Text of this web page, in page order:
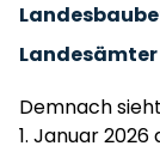
Demnach
1. Januar